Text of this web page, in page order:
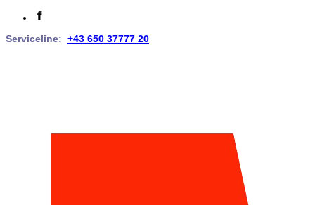
Serviceline: +43 650 37777 20